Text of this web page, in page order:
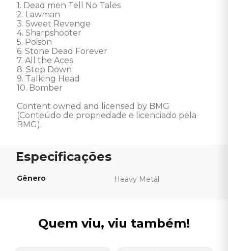
1. Dead men Tell No Tales
2. Lawman
3. Sweet Revenge
4. Sharpshooter
5. Poison
6. Stone Dead Forever
7. All the Aces
8. Step Down
9. Talking Head
10. Bomber
Content owned and licensed by BMG
(Conteúdo de propriedade e licenciado pela
BMG).
Gênero Heavy Metal
Quem viu, viu também!